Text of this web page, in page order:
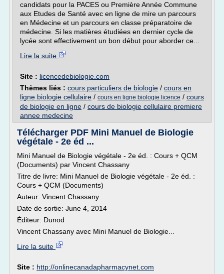
candidats pour la PACES ou Première Année Commune
aux Etudes de Santé avec en ligne de mire un parcours
en Médecine et un parcours en classe préparatoire de
médecine. Si les matières étudiées en dernier cycle de
lycée sont effectivement un bon début pour aborder ce...
Lire la suite
Site : licencedebiologie.com
Thèmes liés : cours particuliers de biologie / cours en
ligne biologie cellulaire / cours en ligne biologie licence / cours
de biologie en ligne / cours de biologie cellulaire premiere
annee medecine
Télécharger PDF Mini Manuel de Biologie
végétale - 2e éd ...
Mini Manuel de Biologie végétale - 2e éd. : Cours + QCM
(Documents) par Vincent Chassany
Titre de livre: Mini Manuel de Biologie végétale - 2e éd. :
Cours + QCM (Documents)
Auteur: Vincent Chassany
Date de sortie: June 4, 2014
Éditeur: Dunod
Vincent Chassany avec Mini Manuel de Biologie...
Lire la suite
Site : http://onlinecanadapharmacynet.com